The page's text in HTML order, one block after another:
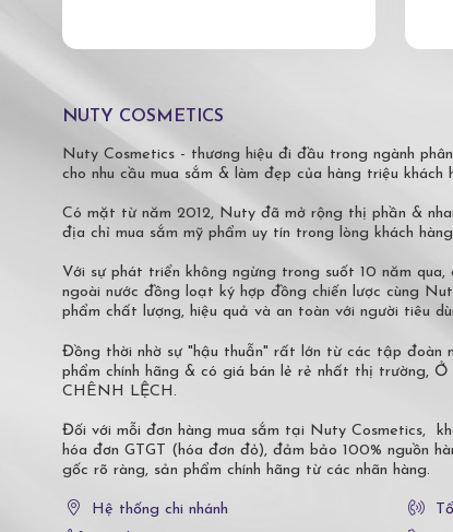
NUTY COSMETICS
Nuty Cosmetics - thương hiệu đi đầu trong ngành
cho nhu cầu mua sắm & làm đẹp của hàng triệu
Có mặt từ năm 2012, Nuty đã mở rộng thị phần &
địa chỉ mua sắm mỹ phẩm uy tín trong lòng khách hàng
Với sự phát triển không ngừng trong suốt 10 năm
ngoài nước đồng loạt ký hợp đồng chiến lược cùng
phẩm chất lượng, hiệu quả và an toàn với người tiêu
Đồng thời nhờ sự "hậu thuẫn" rất lớn từ các tập đoàn
phẩm chính hãng & có giá bán lẻ rẻ nhất thị trường,
CHÊNH LỆCH.
Đối với mỗi đơn hàng mua sắm tại Nuty Cosmetics,
hóa đơn GTGT (hóa đơn đỏ), đảm bảo 100% nguồn
gốc rõ ràng, sản phẩm chính hãng từ các nhãn hàng.
Hệ thống chi nhánh